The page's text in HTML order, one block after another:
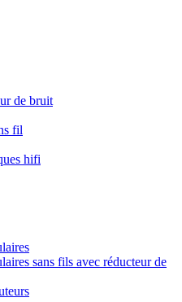
de bruit
fil
hifi
sans fils avec réducteur de